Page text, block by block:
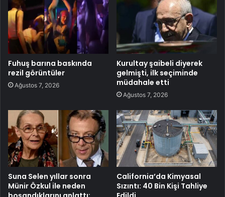
Fuhuş barına baskında
rezil görüntüler
Ağustos 7, 2026
Kurultay şaibeli diyerek
gelmişti, ilk seçiminde
müdahale etti
Ağustos 7, 2026
Suna Selen yıllar sonra
Münir Özkul ile neden
California’da Kimyasal
Sızıntı: 40 Bin Kişi Tahliye